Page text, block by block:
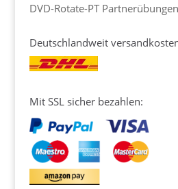
DVD-Rotate-PT Partnerübungen
Deutschlandweit
Mit SSL sicher bezahlen: